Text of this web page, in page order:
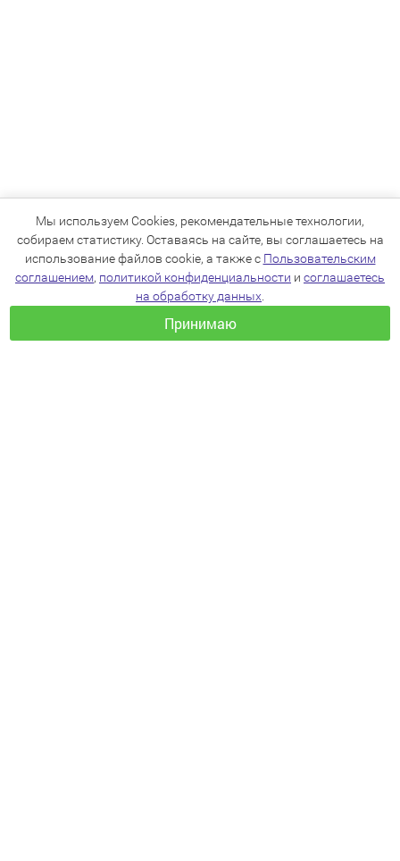
Мы используем Cookies, рекомендательные технологии,
собираем статистику. Оставаясь на сайте, вы соглашаетесь на
использование файлов cookie, а также с Пользовательским
соглашением, политикой конфиденциальности и соглашаетесь
на обработку данных
Принимаю